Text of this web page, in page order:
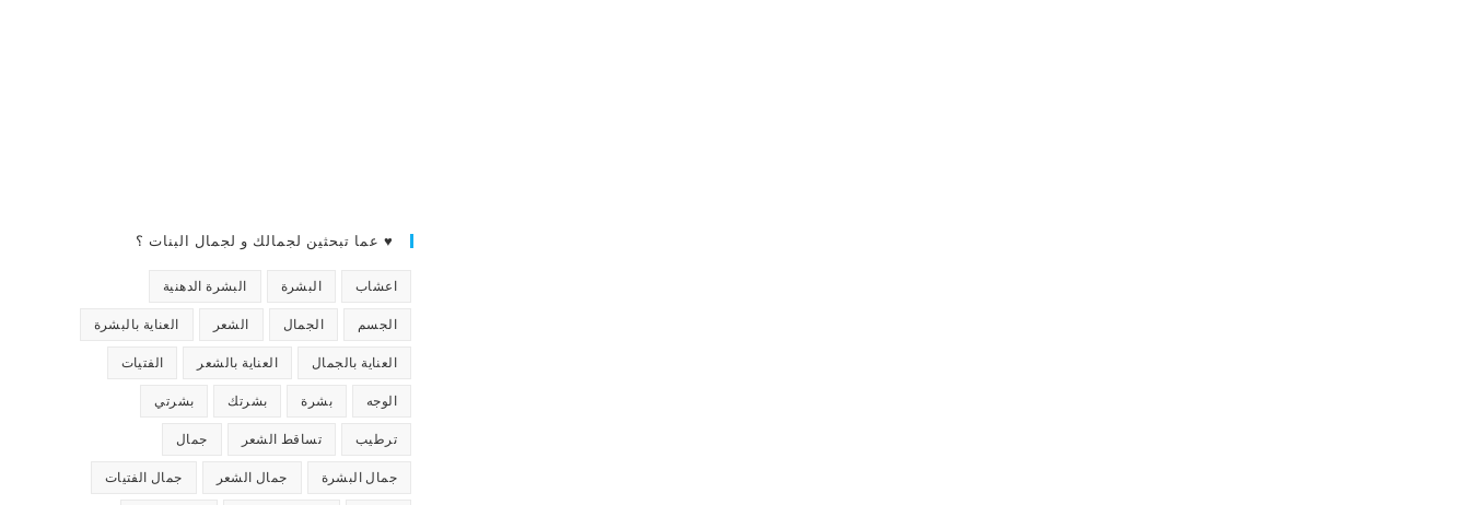
♥ عما تبحثين لجمالك و لجمال البنات ؟
اعشاب البشرة البشرة الدهنية
الجسم الجمال الشعر العناية بالبشرة
العناية بالجمال العناية بالشعر الفتيات
الوجه بشرة بشرتك بشرتي
ترطيب تساقط الشعر جمال
جمال البشرة جمال الشعر جمال الفتيات